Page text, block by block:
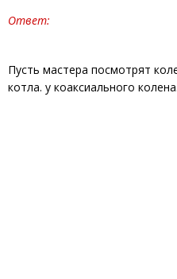
Ответ:
Пусть мастера посмотрят
котла. у коаксиального